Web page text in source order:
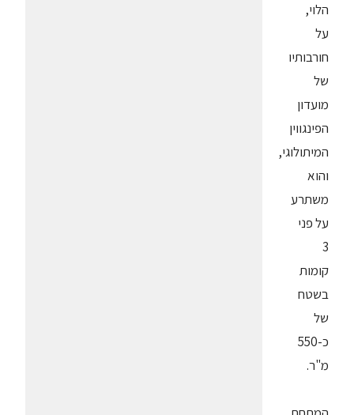
הלוי,
על
חורבותיו
של
מועדון
הפינגווין
המיתולוגי,
והוא
משתרע
על פני
3
קומות
בשטח
של
כ-550
מ"ר.